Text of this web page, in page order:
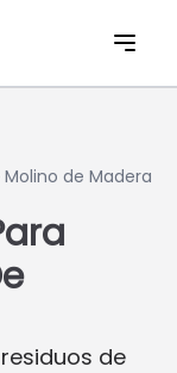
Molino de Madera
de